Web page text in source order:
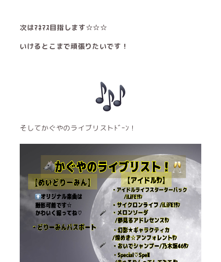
次はﾏﾈﾏｽ目指します☆☆☆
いけるとこまで頑張りたいです！
そしてかぐやのライブリストﾄﾞｰﾝ！